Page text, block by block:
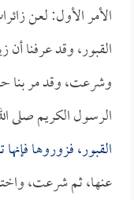
الأمر الأول: لعن
القبور، وقد عرفنا أن
وشرعت، وقد مر
الرسول الكريم صلى
القبور، فزوروها
عنها، ثم شرعت،